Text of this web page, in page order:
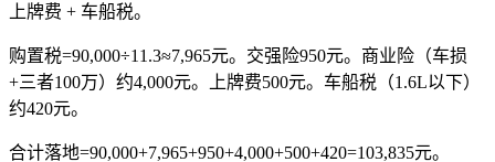
上牌费 + 车船税。
购置税=90,000÷11.3≈7,965元。交强险950元。商业险（车损
+三者100万）约4,000元。上牌费500元。车船税（1.6L以下）
约420元。
合计落地=90,000+7,965+950+4,000+500+420=103,835元。